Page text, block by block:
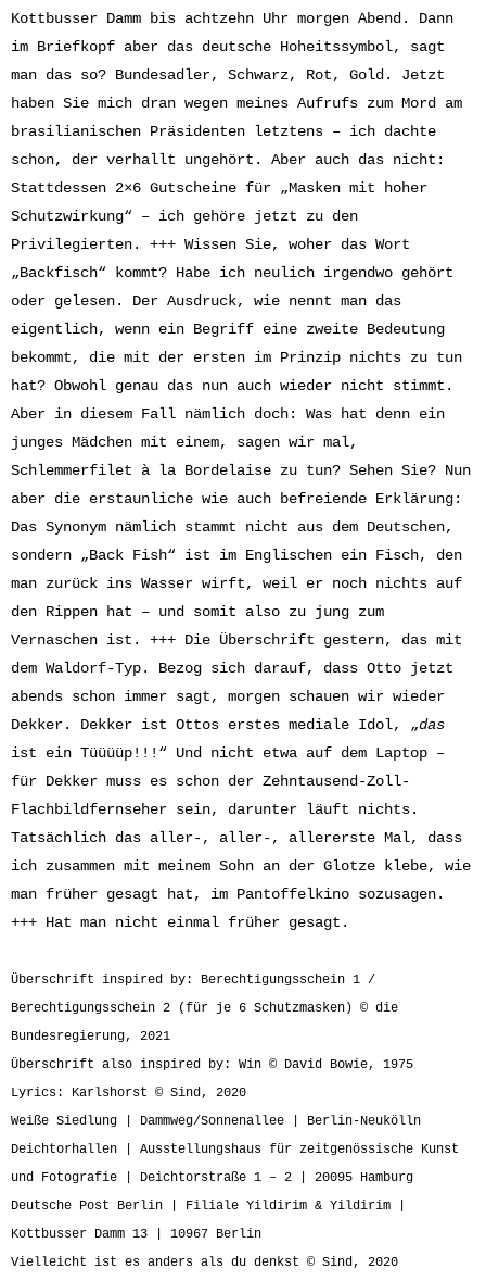
Kottbusser Damm bis achtzehn Uhr morgen Abend. Dann
im Briefkopf aber das deutsche Hoheitssymbol, sagt
man das so? Bundesadler, Schwarz, Rot, Gold. Jetzt
haben Sie mich dran wegen meines Aufrufs zum Mord am
brasilianischen Präsidenten letztens – ich dachte
schon, der verhallt ungehört. Aber auch das nicht:
Stattdessen 2×6 Gutscheine für „Masken mit hoher
Schutzwirkung“ – ich gehöre jetzt zu den
Privilegierten. +++ Wissen Sie, woher das Wort
„Backfisch“ kommt? Habe ich neulich irgendwo gehört
oder gelesen. Der Ausdruck, wie nennt man das
eigentlich, wenn ein Begriff eine zweite Bedeutung
bekommt, die mit der ersten im Prinzip nichts zu tun
hat? Obwohl genau das nun auch wieder nicht stimmt.
Aber in diesem Fall nämlich doch: Was hat denn ein
junges Mädchen mit einem, sagen wir mal,
Schlemmerfilet à la Bordelaise zu tun? Sehen Sie? Nun
aber die erstaunliche wie auch befreiende Erklärung:
Das Synonym nämlich stammt nicht aus dem Deutschen,
sondern „Back Fish“ ist im Englischen ein Fisch, den
man zurück ins Wasser wirft, weil er noch nichts auf
den Rippen hat – und somit also zu jung zum
Vernaschen ist. +++ Die Überschrift gestern, das mit
dem Waldorf-Typ. Bezog sich darauf, dass Otto jetzt
abends schon immer sagt, morgen schauen wir wieder
Dekker. Dekker ist Ottos erstes mediale Idol, „das
ist ein Tüüüüp!!!“ Und nicht etwa auf dem Laptop –
für Dekker muss es schon der Zehntausend-Zoll-
Flachbildfernseher sein, darunter läuft nichts.
Tatsächlich das aller-, aller-, allererste Mal, dass
ich zusammen mit meinem Sohn an der Glotze klebe, wie
man früher gesagt hat, im Pantoffelkino sozusagen.
+++ Hat man nicht einmal früher gesagt.
Überschrift inspired by: Berechtigungsschein 1 /
Berechtigungsschein 2 (für je 6 Schutzmasken) © die
Bundesregierung, 2021
Überschrift also inspired by: Win © David Bowie, 1975
Lyrics: Karlshorst © Sind, 2020
Weiße Siedlung | Dammweg/Sonnenallee | Berlin-Neukölln
Deichtorhallen | Ausstellungshaus für zeitgenössische Kunst
und Fotografie | Deichtorstraße 1 – 2 | 20095 Hamburg
Deutsche Post Berlin | Filiale Yildirim & Yildirim |
Kottbusser Damm 13 | 10967 Berlin
Vielleicht ist es anders als du denkst © Sind, 2020